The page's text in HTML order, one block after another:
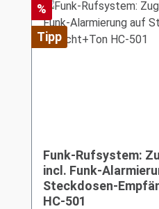
Rabatt
%
Tipp
Funk-Rufsystem:
incl. Funk-
Steckdosen-
HC-501